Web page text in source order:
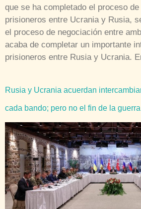
que se ha completado el proceso
prisioneros entre Ucrania y Rusia,
el proceso de negociación entre
acaba de completar un importante
prisioneros entre Rusia y Ucrania.
Rusia y Ucrania acuerdan
cada bando; pero no el fin de la guerra